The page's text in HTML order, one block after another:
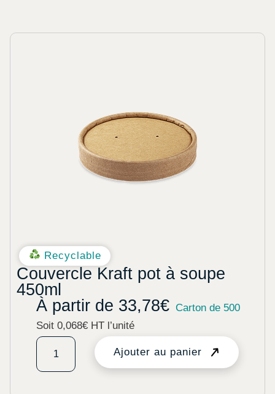
Recyclable
Couvercle Kraft pot à soupe
450ml
À partir de 33,78€
Soit 0,068€ HT l’unité
Carton de 500
Ajouter au panier